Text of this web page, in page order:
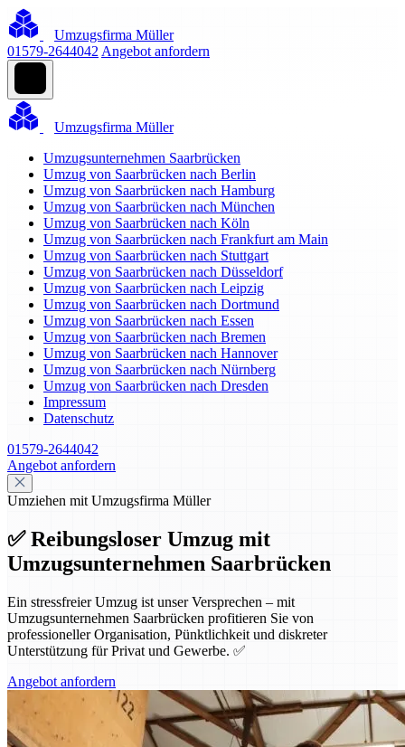
Umzugsfirma Müller
01579-2644042 Angebot anfordern
Umzugsfirma Müller
Umzugsunternehmen Saarbrücken
Umzug von Saarbrücken nach Berlin
Umzug von Saarbrücken nach Hamburg
Umzug von Saarbrücken nach München
Umzug von Saarbrücken nach Köln
Umzug von Saarbrücken nach Frankfurt am Main
Umzug von Saarbrücken nach Stuttgart
Umzug von Saarbrücken nach Düsseldorf
Umzug von Saarbrücken nach Leipzig
Umzug von Saarbrücken nach Dortmund
Umzug von Saarbrücken nach Essen
Umzug von Saarbrücken nach Bremen
Umzug von Saarbrücken nach Hannover
Umzug von Saarbrücken nach Nürnberg
Umzug von Saarbrücken nach Dresden
Impressum
Datenschutz
01579-2644042
Angebot anfordern
Umziehen mit Umzugsfirma Müller
✅ Reibungsloser Umzug mit
Umzugsunternehmen Saarbrücken
Ein stressfreier Umzug ist unser Versprechen – mit
Umzugsunternehmen Saarbrücken profitieren Sie von
professioneller Organisation, Pünktlichkeit und diskreter
Unterstützung für Privat und Gewerbe. ✅
Angebot anfordern